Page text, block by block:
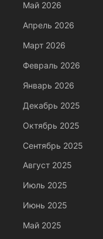
Май 2026
Апрель 2026
Март 2026
Февраль 2026
Январь 2026
Декабрь 2025
Октябрь 2025
Сентябрь 2025
Август 2025
Июль 2025
Июнь 2025
Май 2025